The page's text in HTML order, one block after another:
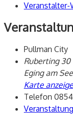
Veranstalter-
Pullman City
Ruberting 30
Eging am See
Karte
Telefon